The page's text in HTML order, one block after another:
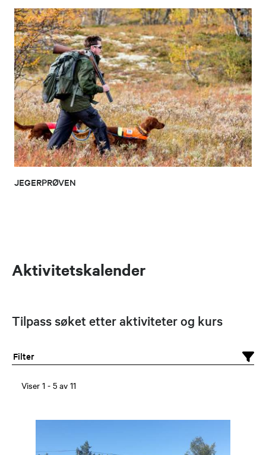
JEGERPRØVEN
Aktivitetskalender
Tilpass søket etter aktiviteter og kurs
Filter
Viser 1 - 5 av 11